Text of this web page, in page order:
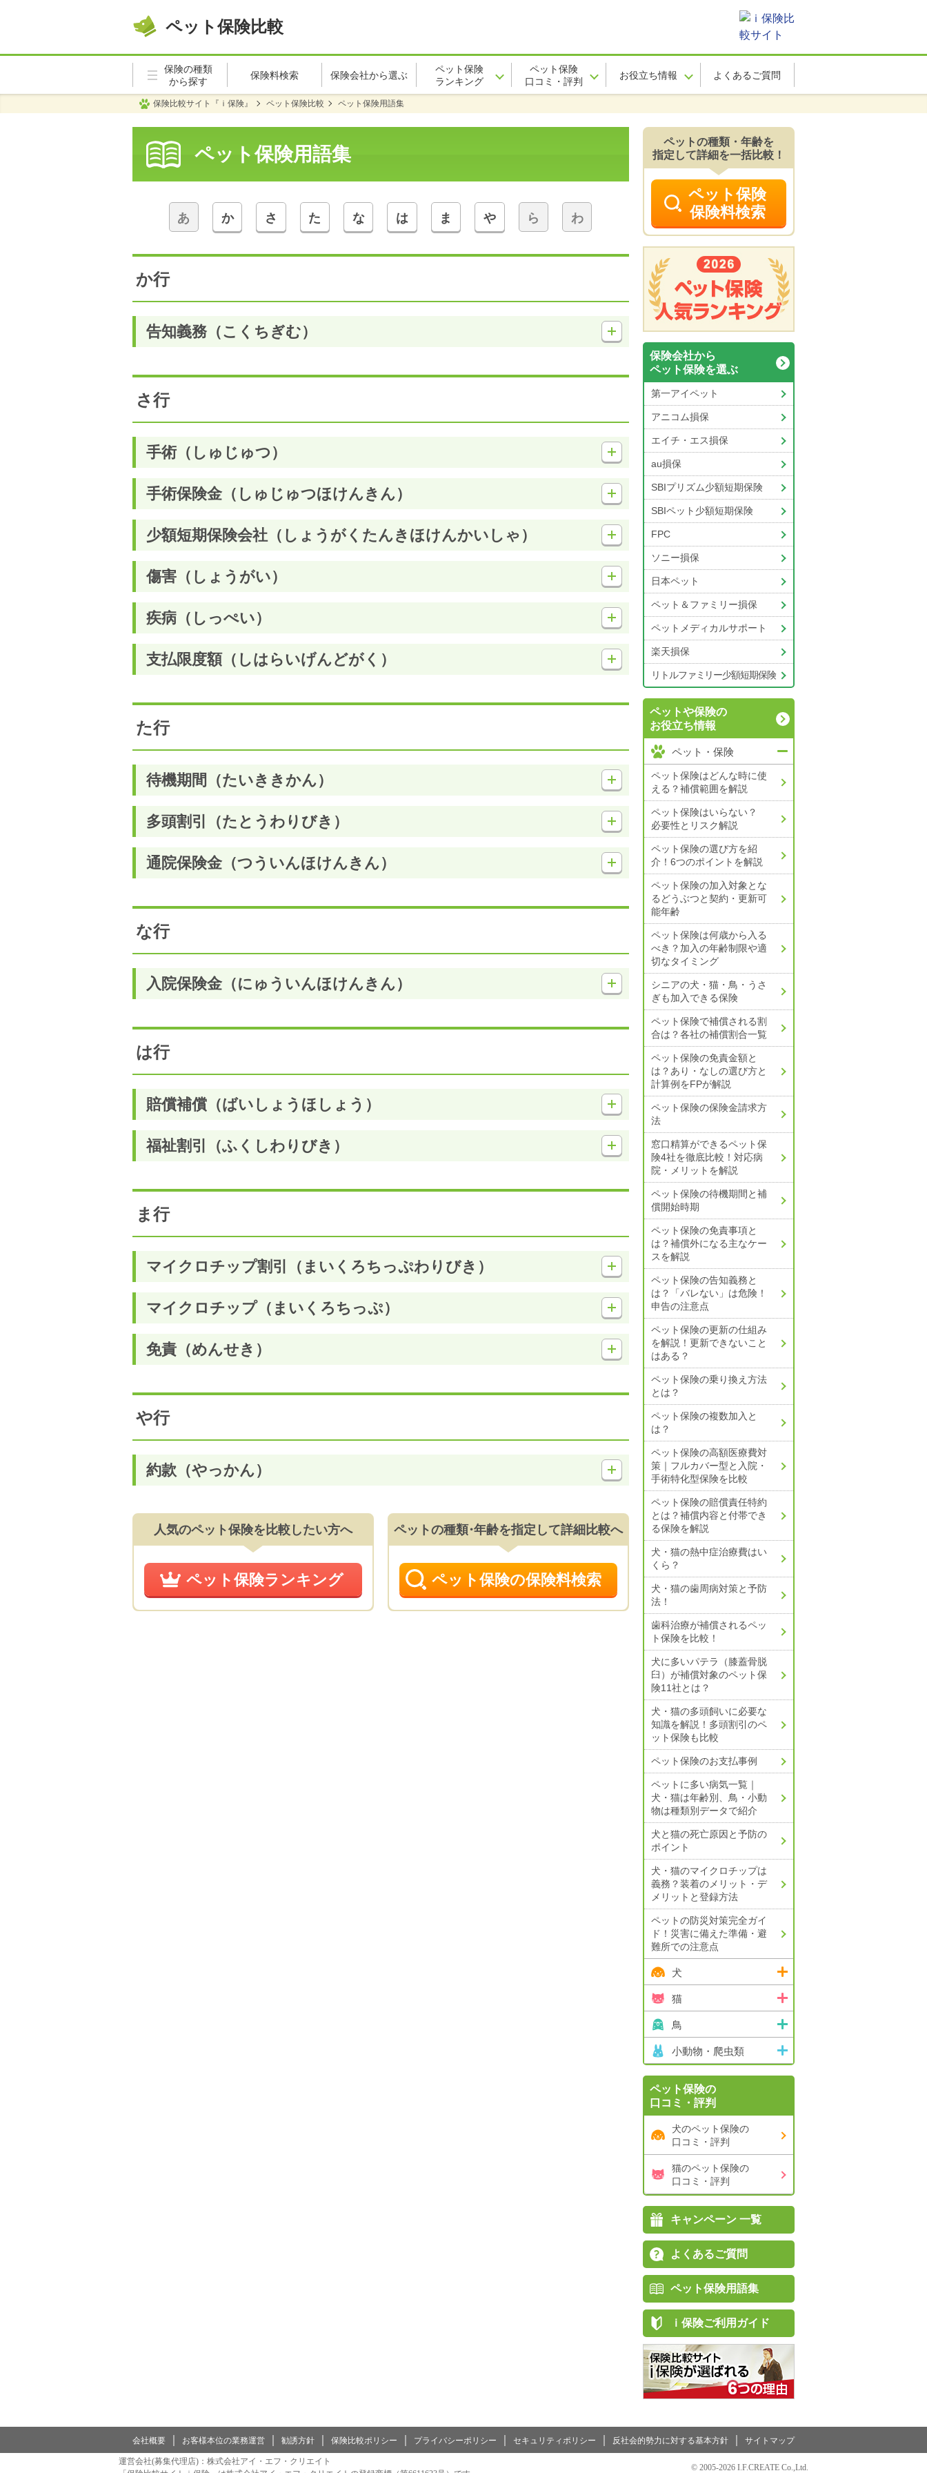
ペット保険比較
保険の種類
から探す
保険料検索 保険会社から選ぶ
ペット保険
ランキング
ペット保険
口コミ・評判
お役立ち情報 よくあるご質問
保険比較サイト『ｉ保険』 ペット保険比較 ペット保険用語集
ペット保険用語集
あ か さ た な は ま や ら わ
か行
告知義務（こくちぎむ）
さ行
手術（しゅじゅつ）
手術保険金（しゅじゅつほけんきん）
少額短期保険会社（しょうがくたんきほけんかいしゃ）
傷害（しょうがい）
疾病（しっぺい）
支払限度額（しはらいげんどがく）
た行
待機期間（たいききかん）
多頭割引（たとうわりびき）
通院保険金（つういんほけんきん）
な行
入院保険金（にゅういんほけんきん）
は行
賠償補償（ばいしょうほしょう）
福祉割引（ふくしわりびき）
ま行
マイクロチップ割引（まいくろちっぷわりびき）
マイクロチップ（まいくろちっぷ）
免責（めんせき）
や行
約款（やっかん）
人気のペット保険を比較したい方へ
ペット保険ランキング
ペットの種類・年齢を指定して詳細比較へ
ペット保険の保険料検索
ペットの種類・年齢を
指定して詳細を一括比較！
ペット保険
保険料検索
保険会社から
ペット保険を選ぶ
第一アイペット
アニコム損保
エイチ・エス損保
au損保
SBIプリズム少額短期保険
SBIペット少額短期保険
FPC
ソニー損保
日本ペット
ペット＆ファミリー損保
ペットメディカルサポート
楽天損保
リトルファミリー少額短期保険
ペットや保険の
お役立ち情報
ペット・保険
ペット保険はどんな時に使
える？補償範囲を解説
ペット保険はいらない？
必要性とリスク解説
ペット保険の選び方を紹
介！6つのポイントを解説
ペット保険の加入対象とな
るどうぶつと契約・更新可
能年齢
ペット保険は何歳から入る
べき？加入の年齢制限や適
切なタイミング
シニアの犬・猫・鳥・うさ
ぎも加入できる保険
ペット保険で補償される割
合は？各社の補償割合一覧
ペット保険の免責金額と
は？ あり・なしの選び方と
計算例をFPが解説
ペット保険の保険金請求方
法
窓口精算ができるペット保
険4社を徹底比較！ 対応病
院・メリットを解説
ペット保険の待機期間と補
償開始時期
ペット保険の免責事項と
は？補償外になる主なケー
スを解説
ペット保険の告知義務と
は？
「バレない」は危険！
申告の注意点
ペット保険の更新の仕組み
を解説！ 更新できないこと
はある？
ペット保険の乗り換え方法
とは？
ペット保険の複数加入と
は？
ペット保険の高額医療費対
策｜ フルカバー型と入院・
手術特化型保険を比較
ペット保険の賠償責任特約
とは？補償内容と付帯でき
る保険を解説
犬・猫の熱中症治療費はい
くら？
犬・猫の歯周病対策と予防
法！
歯科治療が補償されるペッ
ト保険を比較！
犬に多いパテラ（膝蓋骨脱
臼）が補償対象のペット保
険11社とは？
犬・猫の多頭飼いに必要な
知識を解説！ 多頭割引のペ
ット保険も比較
ペット保険のお支払事例
ペットに多い病気一覧｜
犬・猫は年齢別、鳥・小動
物は種類別データで紹介
犬と猫の死亡原因と予防の
ポイント
犬・猫のマイクロチップは
義務？装着のメリット・デ
メリットと登録方法
ペットの防災対策完全ガイ
ド！ 災害に備えた準備・避
難所での注意点
犬
猫
鳥
小動物・爬虫類
ペット保険の
口コミ・評判
犬のペット保険の
口コミ・評判
猫のペット保険の
口コミ・評判
キャンペーン 一覧
よくあるご質問
ペット保険用語集
ｉ保険ご利用ガイド
会社概要 お客様本位の業務運営 勧誘方針 保険比較ポリシー プライバシーポリシー セキュリティポリシー 反社会的勢力に対する基本方針 サイトマップ
運営会社(募集代理店)：株式会社アイ・エフ・クリエイト
© 2005-2026 I.F.CREATE Co.,Ltd.